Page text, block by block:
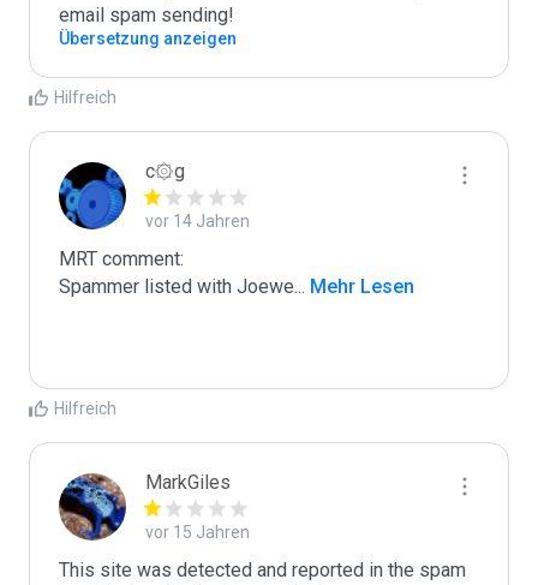
email spam sending!
Übersetzung anzeigen
Hilfreich
c۞g
vor 14 Jahren
MRT comment:
Spammer listed with Joewe... Mehr Lesen
Hilfreich
MarkGiles
vor 15 Jahren
This site was detected and reported in the spam